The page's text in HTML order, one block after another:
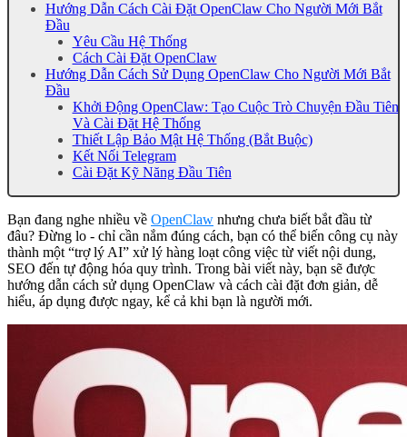
Hướng Dẫn Cách Cài Đặt OpenClaw Cho Người Mới Bắt
Đầu
Yêu Cầu Hệ Thống
Cách Cài Đặt OpenClaw
Hướng Dẫn Cách Sử Dụng OpenClaw Cho Người Mới Bắt
Đầu
Khởi Động OpenClaw: Tạo Cuộc Trò Chuyện Đầu Tiên
Và Cài Đặt Hệ Thống
Thiết Lập Bảo Mật Hệ Thống (Bắt Buộc)
Kết Nối Telegram
Cài Đặt Kỹ Năng Đầu Tiên
Bạn đang nghe nhiều về OpenClaw nhưng chưa biết bắt đầu từ
đâu? Đừng lo - chỉ cần nắm đúng cách, bạn có thể biến công cụ này
thành một “trợ lý AI” xử lý hàng loạt công việc từ viết nội dung,
SEO đến tự động hóa quy trình. Trong bài viết này, bạn sẽ được
hướng dẫn cách sử dụng OpenClaw và cách cài đặt đơn giản, dễ
hiểu, áp dụng được ngay, kể cả khi bạn là người mới.